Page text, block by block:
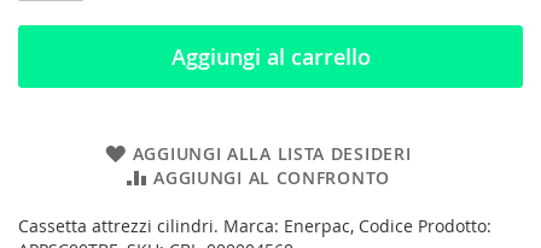
Aggiungi al carrello
AGGIUNGI ALLA LISTA DESIDERI
AGGIUNGI AL CONFRONTO
Cassetta attrezzi cilindri. Marca: Enerpac, Codice Prodotto: